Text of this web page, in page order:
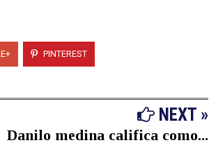
PINTEREST
NEXT »
Danilo medina califica como...